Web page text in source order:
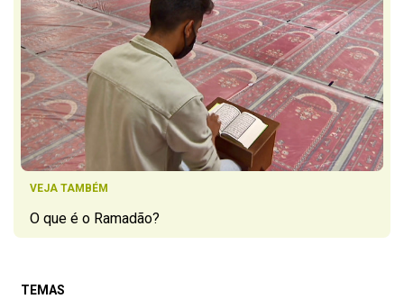
VEJA TAMBÉM
O que é o Ramadão?
TEMAS